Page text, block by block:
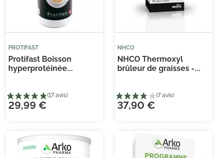
(5 avis)
PROTIFAST
Protifast Boisson
hyperprotéinée...
29,99 €
NHCO
NHCO Thermoxyl
brûleur de graisses -...
37,90 €